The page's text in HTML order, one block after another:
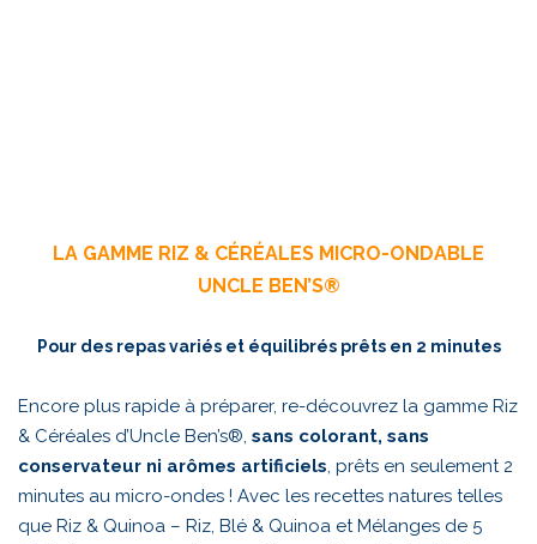
LA GAMME RIZ & CÉRÉALES MICRO-ONDABLE
UNCLE BEN’S®
Pour des repas variés et équilibrés prêts en 2 minutes
Encore plus rapide à préparer, re-découvrez la gamme Riz
& Céréales d’Uncle Ben’s®, sans colorant, sans
conservateur ni arômes artificiels, prêts en seulement 2
minutes au micro-ondes ! Avec les recettes natures telles
que Riz & Quinoa – Riz, Blé & Quinoa et Mélanges de 5